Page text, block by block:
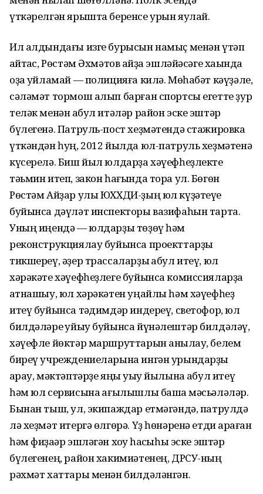
үткәрелгән ярышта беренсе урын яулай.
Ил алдындағы изге бурысын намыҫ менән үтәп
ҡайтҡас, Рөстәм Әхмәтов ҡайҙа эшләйәсәге хаҡында
оҙаҡ уйламай — полицияға килә. Мөһабәт кәүҙәле,
сәләмәт тормош алып барған спортсы егетте ҙур
теләк менән ҡабул итәләр район эске эштәр
бүлегенә. Патруль-пост хеҙмәтендә стажировка
үткәндән һуң, 2012 йылда юл-патруль хеҙмәтенә
күсерелә. Биш йыл юлдарҙа хәүефһеҙлекте
тәьмин итеп, закон һағында тора ул. Бөгөн
Рөстәм Айҙар улы ЮХХДИ-ҙың юл күҙәтеүе
буйынса дәүләт инспекторы вазифаһын тарта.
Уның иңендә — юлдарҙы төҙөү һәм
реконструкциялау буйынса проекттарҙы
тикшереү, әҙер трассаларҙы ҡабул итеү, юл
хәрәкәте хәүефһеҙлеге буйынса комиссияларҙа
ҡатнашыу, юл хәрәкәтен уңайлы һәм хәүефһеҙ
итеү буйынса тәҡдимдәр индереү, светофор, юл
билдәләре ҡуйыу буйынса йүнәлештәр билдәләү,
хәүефле йөктәр маршруттарын аныҡлау, белем
биреү учреждениеларына ингән урындарҙы
ҡарау, мәктәптәрҙе яңы уҡыу йылына ҡабул итеү
һәм юл сервисына ҡағылышлы башҡа мәсьәләләр.
Бынан тыш, ул, экипаждар етмәгәндә, патрулдә
лә хеҙмәт итергә өлгөрә. Үҙ һөнәренә етди ҡараған
һәм фиҙаҡәр эшләгән хоҡуҡ һаҡсыһы эске эштәр
бүлегенең, район хакимиәтенең, ДРСУ-ның
рәхмәт хаттары менән билдәләнгән.